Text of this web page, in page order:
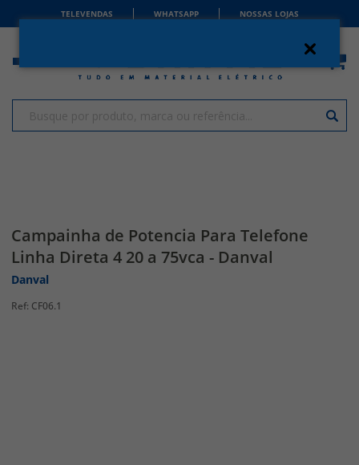
TELEVENDAS WHATSAPP NOSSAS LOJAS
Campainha de Potencia Para Telefone
Linha Direta 4 20 a 75vca - Danval
Danval
CF06.1